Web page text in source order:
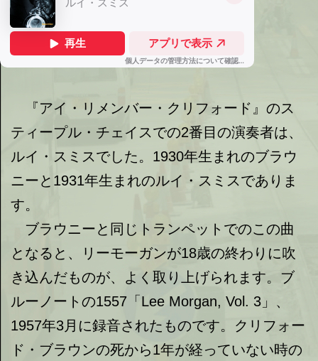
『アイ・リメンバー・クリフォード』のス
ティープル・チェイスでの2番目の演奏者は、
ルイ・スミスでした。1930年生まれのブラウ
ニーと1931年生まれのルイ・スミスでありま
す。
ブラウニーと同じトランペットでのこの曲
となると、リーモーガンが18歳の終わりに吹
き込んだものが、よく取り上げられます。ブ
ルーノートの1557「Lee Morgan, Vol. 3」、
1957年3月に録音されたものです。クリフォー
ド・ブラウンの死から1年が経っていない時の